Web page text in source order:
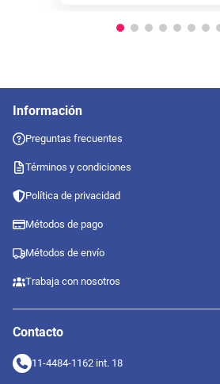
Información
Preguntas frecuentes
Términos y condiciones
Política de privacidad
Métodos de pago
Métodos de envío
Trabaja con nosotros
Contacto
11-4484-1162 int. 18